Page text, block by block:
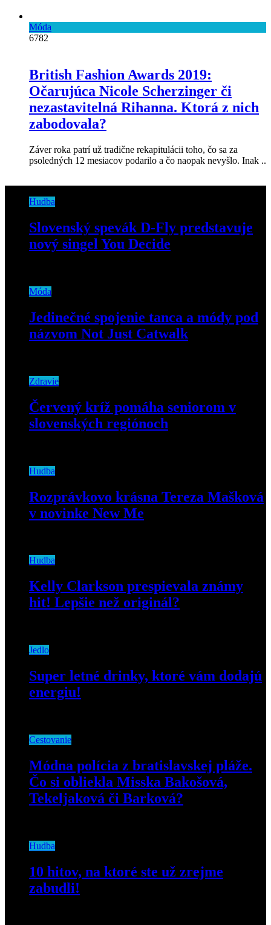
Móda
6782
British Fashion Awards 2019:
Očarujúca Nicole Scherzinger či
nezastavitelná Rihanna. Ktorá z nich
zabodovala?
Záver roka patrí už tradične rekapitulácii toho, čo sa za
psoledných 12 mesiacov podarilo a čo naopak nevyšlo. Inak ..
Hudba
Slovenský spevák D-Fly predstavuje
nový singel You Decide
Móda
Jedinečné spojenie tanca a módy pod
názvom Not Just Catwalk
Zdravie
Červený kríž pomáha seniorom v
slovenských regiónoch
Hudba
Rozprávkovo krásna Tereza Mašková
v novinke New Me
Hudba
Kelly Clarkson prespievala známy
hit! Lepšie než originál?
Jedlo
Super letné drinky, ktoré vám dodajú
energiu!
Cestovanie
Módna polícia z bratislavskej pláže.
Čo si obliekla Misska Bakošová,
Tekeljaková či Barková?
Hudba
10 hitov, na ktoré ste už zrejme
zabudli!